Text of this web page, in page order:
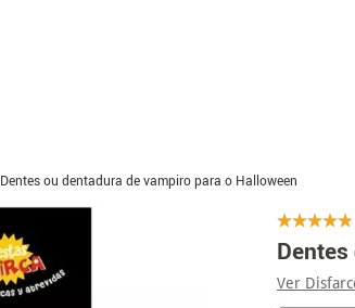
Dentes ou dentadura de vampiro para o Halloween
Ver